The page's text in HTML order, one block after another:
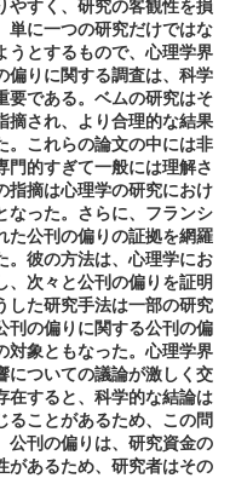
やすく、研究の客観性を損
単に一つの研究だけではな
うとするもので、心理学界
偏りに関する調査は、科学
要である。ベムの研究はそ
摘され、より合理的な結果
。これらの論文の中には非
門的すぎて一般には理解さ
指摘は心理学の研究におけ
なった。さらに、フランシ
た公刊の偏りの証拠を網羅
。彼の方法は、心理学にお
、次々と公刊の偏りを証明
した研究手法は一部の研究
刊の偏りに関する公刊の偏
対象ともなった。心理学界
についての議論が激しく交
在すると、科学的な結論は
ることがあるため、この問
公刊の偏りは、研究資金の
があるため、研究者はその